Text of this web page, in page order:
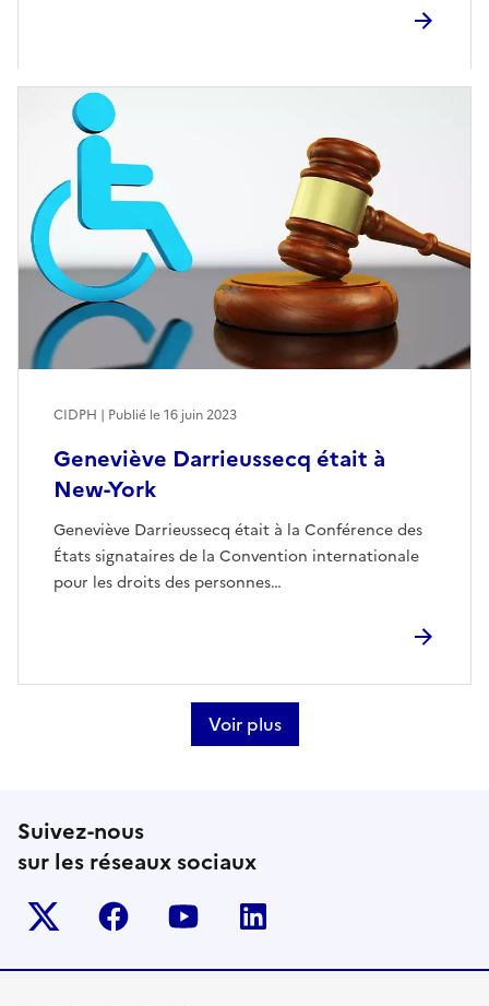
Geneviève Darrieussecq était à
New-York
Geneviève Darrieussecq était à la Conférence des
États signataires de la Convention internationale
pour les droits des personnes…
CIDPH | Publié le16 juin 2023
Voir plus
Suivez-nous
sur les réseaux sociaux
Twitter-x facebook youtube